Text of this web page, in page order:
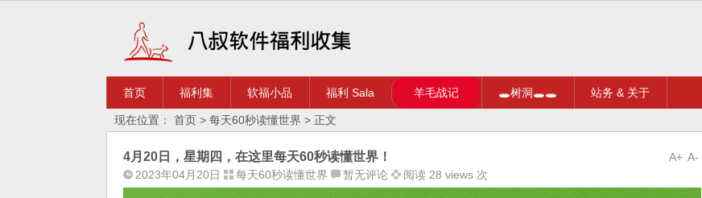
首页 福利集 软福小品 福利 Sala 羊毛战记 🕳树洞🕳🕳 站务 & 关于
现在位置： 首页 > 每天60秒读懂世界 > 正文
A-
A+
4月20日，星期四，在这里每天60秒读懂世界！
2023年04月20日 每天60秒读懂世界 暂无评论 阅读 28 views 次